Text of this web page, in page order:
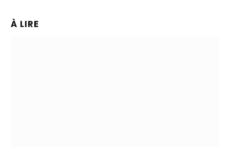
À LIRE